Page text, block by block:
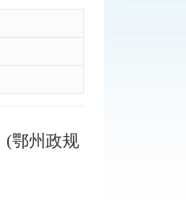
(鄂州政规